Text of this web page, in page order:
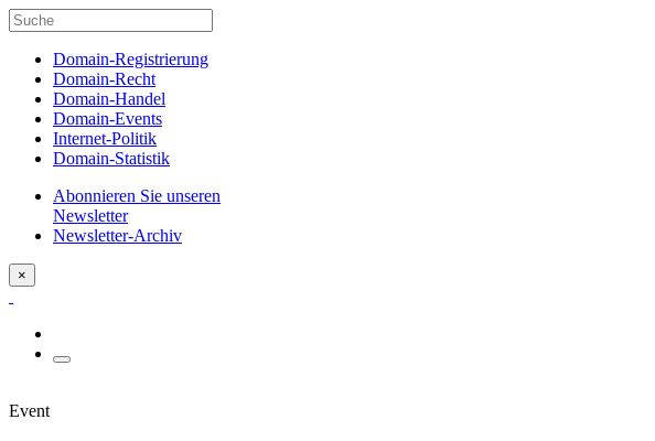
Domain-Registrierung
Domain-Recht
Domain-Handel
Domain-Events
Internet-Politik
Domain-Statistik
Abonnieren Sie unseren
Newsletter
Newsletter-Archiv
×
Event